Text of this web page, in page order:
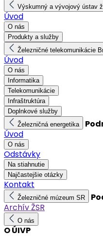
Výskumný a vývojový ústav
Úvod
O nás
Produkty a služby
Železničné telekomunikácie
Úvod
O nás
Informatika
Telekomunikácie
Infraštruktúra
Doplnkové služby
Železničná energetika
Úvod
O nás
Odstávky
Na stiahnutie
Najčastejšie otázky
Kontakt
Železničné múzeum SR
Archív ŽSR
O nás
O ÚIVP